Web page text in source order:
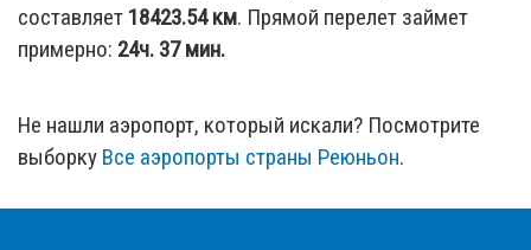
составляет 18423.54км. Прямой перелет займет
примерно: 24ч. 37 мин.
Не нашли аэропорт, который искали? Посмотрите
выборку Все аэропорты страны Реюньон.